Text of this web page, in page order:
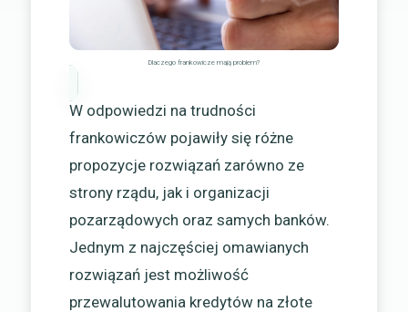
Dlaczego frankowicze mają problem?
W odpowiedzi na trudności
frankowiczów pojawiły się różne
propozycje rozwiązań zarówno ze
strony rządu, jak i organizacji
pozarządowych oraz samych banków.
Jednym z najczęściej omawianych
rozwiązań jest możliwość
przewalutowania kredytów na złote